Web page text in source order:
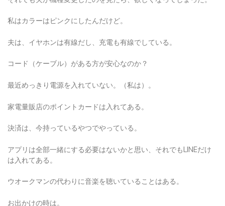
私はカラーはピンクにしたんだけど。
夫は、イヤホンは有線だし、充電も有線でしている。
コード（ケーブル）がある方が安心なのか？
最近めっきり電源を入れていない。（私は）。
家電量販店のポイントカードは入れてある。
決済は、今持っているやつでやっている。
アプリは全部一緒にする必要はないかと思い、それでもLINEだけ
は入れてある。
ウオークマンの代わりに音楽を聴いていることはある。
お出かけの時は。